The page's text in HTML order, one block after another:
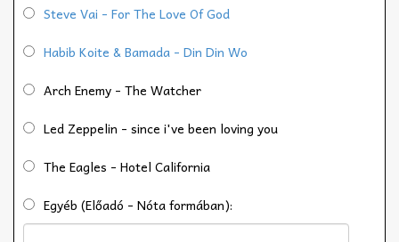
Steve Vai - For The Love Of God
Habib Koite & Bamada - Din Din Wo
Arch Enemy - The Watcher
Led Zeppelin - since i've been loving you
The Eagles - Hotel California
Egyéb (Előadó - Nóta formában):